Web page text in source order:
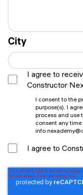
City
I agree to
Constructor
I consent to the
purpose(s). I
process and use
consent any
I agree to